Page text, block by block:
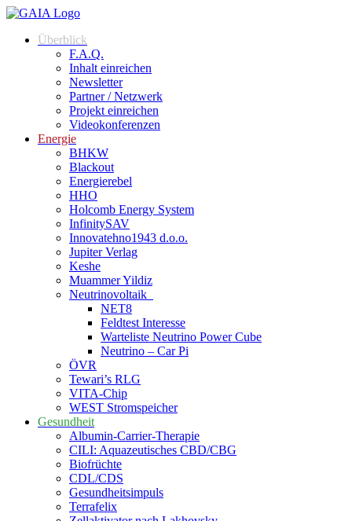
Zum
springenÜberblick
F.A.Q.
Inhalt einreichen
Newsletter
Partner / Netzwerk
Projekt einreichen
Videokonferenzen
Energie
BHKW
Blackout
Energierebel
HHO
Holcomb Energy System
InfinitySAV
Innovatehno1943 d.o.o.
Jupiter Verlag
Keshe
Muammer Yildiz
Neutrinovoltaik
NET8
Feldtest Interesse
Warteliste Neutrino Power Cube
Neutrino – Car Pi
ÖVR
Tewari’s RLG
VITA-Chip
WEST Stromspeicher
Gesundheit
Albumin-Carrier-Therapie
CILI: Aquazeutisches CBD/CBG
Biofrüchte
CDL/CDS
Gesundheitsimpuls
Terrafelix